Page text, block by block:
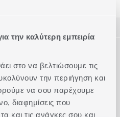
την καλύτερη εμπειρία
στο να βελτιώσουμε τις
την περιήγηση και
να σου παρέχουμε
διαφημίσεις που
και τις ανάγκες σου και
Suspen, από τη σειρά Smart
144 κλωστών.
και άνεση καθ’
διάστασης 240x230cm και
(144 Κλωστές)
2x(52x72)
το Look